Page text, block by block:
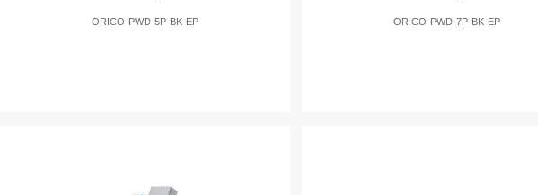
ORICO-PWD-5P-BK-EP ORICO-PWD-7P-BK-EP